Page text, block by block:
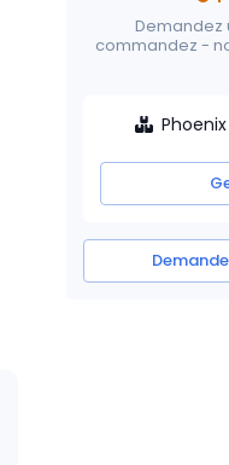
Demandez
commandez -